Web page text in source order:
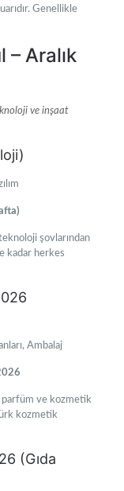
Genellikle
– Aralık
ve inşaat
şovlarından
kadar herkes
Ambalaj
parfüm ve kozmetik
kozmetik
(Gıda